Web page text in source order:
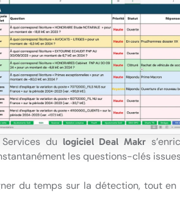
du logiciel Deal Makr
les questions-clés
du temps sur la détection, tout